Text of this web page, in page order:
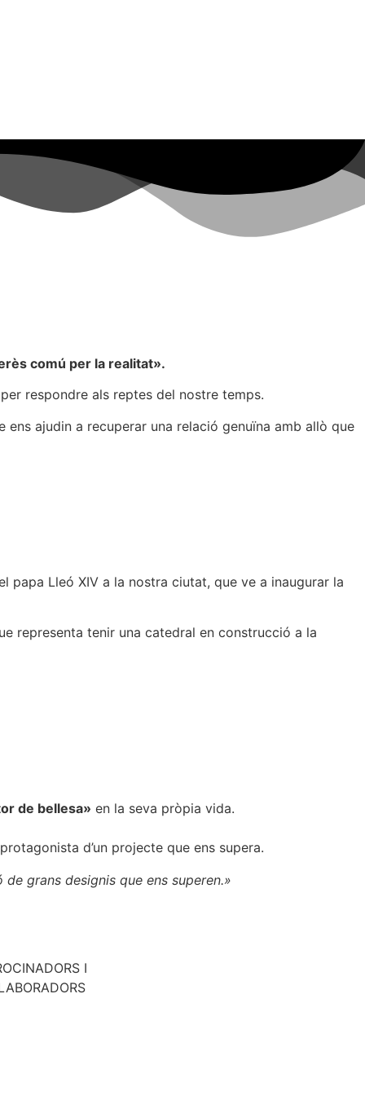
comú per la realitat».
respondre als reptes del nostre temps.
ajudin a recuperar una relació genuïna amb allò que
papa Lleó XIV a la nostra ciutat, que ve a inaugurar la
representa tenir una catedral en construcció a la
de bellesa» en la seva pròpia vida.
d’un projecte que ens supera.
grans designis que ens superen.»
I